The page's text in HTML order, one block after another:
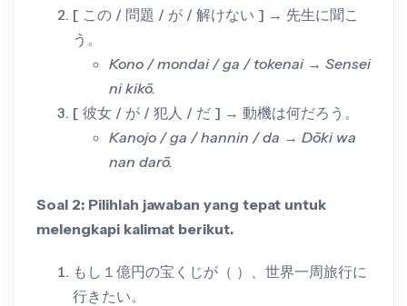
[ この / 問題 / が / 解けない ] → 先生に聞こ
う。
Kono / mondai / ga / tokenai → Sensei
ni kikō.
[ 彼女 / が / 犯人 / だ ] → 動機は何だろう。
Kanojo / ga / hannin / da → Dōki wa
nan darō.
Soal 2: Pilihlah jawaban yang tepat untuk
melengkapi kalimat berikut.
もし１億円の宝くじが（ ）、世界一周旅行に
行きたい。